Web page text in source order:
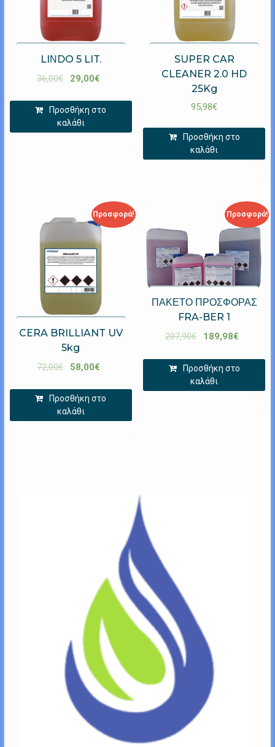
LIΝDO 5 LIT.
36,00€ 29,00€
Προσθήκη στο
καλάθι
SUPER CAR
CLEANER 2.0 HD
25Kg
95,98€
Προσθήκη στο
καλάθι
Προσφορά!
CERA BRILLIANT UV
5kg
72,00€ 58,00€
Προσθήκη στο
καλάθι
Προσφορά!
ΠΑΚΕΤΟ ΠΡΟΣΦΟΡΑΣ
FRA-BER 1
207,90€ 189,98€
Προσθήκη στο
καλάθι